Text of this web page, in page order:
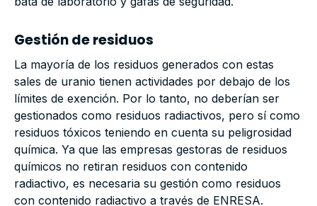
Gestión de residuos
La mayoría de los residuos generados con estas
sales de uranio tienen actividades por debajo de los
límites de exención. Por lo tanto, no deberían ser
gestionados como residuos radiactivos, pero sí como
residuos tóxicos teniendo en cuenta su peligrosidad
química. Ya que las empresas gestoras de residuos
químicos no retiran residuos con contenido
radiactivo, es necesaria su gestión como residuos
con contenido radiactivo a través de ENRESA.